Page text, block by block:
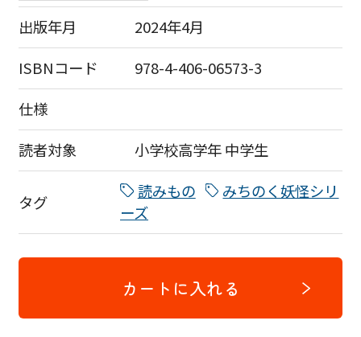
出版年月
2024年4月
ISBNコード
978-4-406-06573-3
仕様
読者対象
小学校高学年中学生
タグ
読みもの
みちのく妖怪シリ
ーズ
カートに入れる